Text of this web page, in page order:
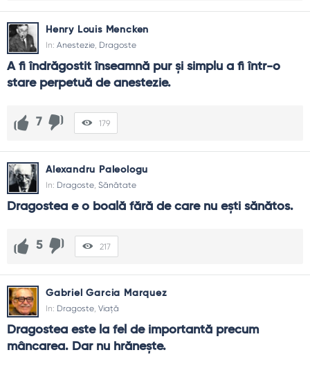
Henry Louis Mencken
In: Anestezie, Dragoste
A fi îndrăgostit înseamnă pur și simplu a fi într-o
stare perpetuă de anestezie.
7 179
Alexandru Paleologu
In: Dragoste, Sănătate
Dragostea e o boală fără de care nu ești sănătos.
5 217
Gabriel Garcia Marquez
In: Dragoste, Viață
Dragostea este la fel de importantă precum
mâncarea. Dar nu hrănește.